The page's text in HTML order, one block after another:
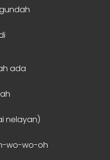
ada
nelayan)
wo-wo-oh